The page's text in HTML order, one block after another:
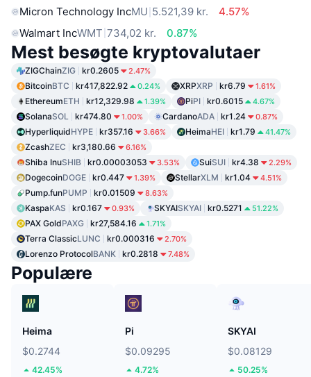
Micron Technology IncMU 5.521,39 kr.
4.57%
Walmart IncWMT 734,02 kr. 0.87%
Mest besøgte kryptovalutaer
ZIGChainZIG kr0.2605 2.47%
BitcoinBTC kr417,822.92 0.24% XRPXRP kr6.79 1.61%
EthereumETH kr12,329.98 1.39% PiPI kr0.6015 4.67%
SolanaSOL kr474.80 1.00% CardanoADA kr1.24 0.87%
HyperliquidHYPE kr357.16 3.66% HeimaHEI kr1.79 41.47%
ZcashZEC kr3,180.66 6.16%
Shiba InuSHIB kr0.00003053 3.53% SuiSUI kr4.38 2.29%
DogecoinDOGE kr0.447 1.39% StellarXLM kr1.04 4.51%
Pump.funPUMP kr0.01509 8.63%
KaspaKAS kr0.167 0.93% SKYAISKYAI kr0.5271 51.22%
PAX GoldPAXG kr27,584.16 1.71%
Terra ClassicLUNC kr0.000316 2.70%
Lorenzo ProtocolBANK kr0.2818 7.48%
Populære
Heima
$0.2744
42.45%
Pi
$0.09295
4.72%
SKYAI
$0.08129
50.25%